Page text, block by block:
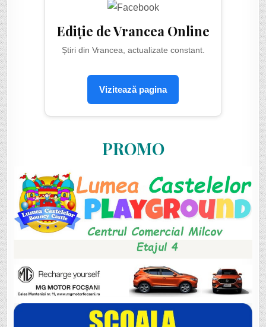
Ediție de Vrancea Online
Știri din Vrancea, actualizate constant.
Vizitează pagina
PROMO